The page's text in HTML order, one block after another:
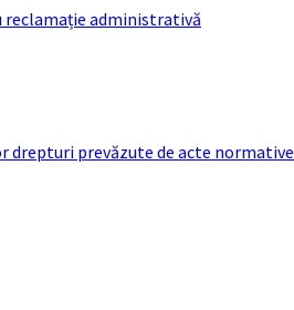
reclamație administrativă
prevăzute de acte normative